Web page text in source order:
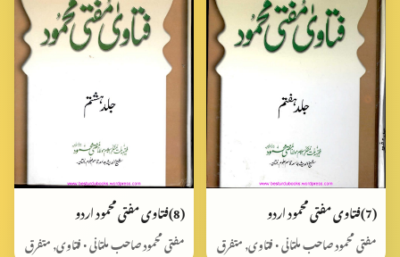
(7)فتاوی مفتی محمود اردو
مفتی محمود صاحب ملتانی • فتاوی, متفرق
(8)فتاوی مفتی محمود اردو
مفتی محمود صاحب ملتانی • فتاوی, متفرق